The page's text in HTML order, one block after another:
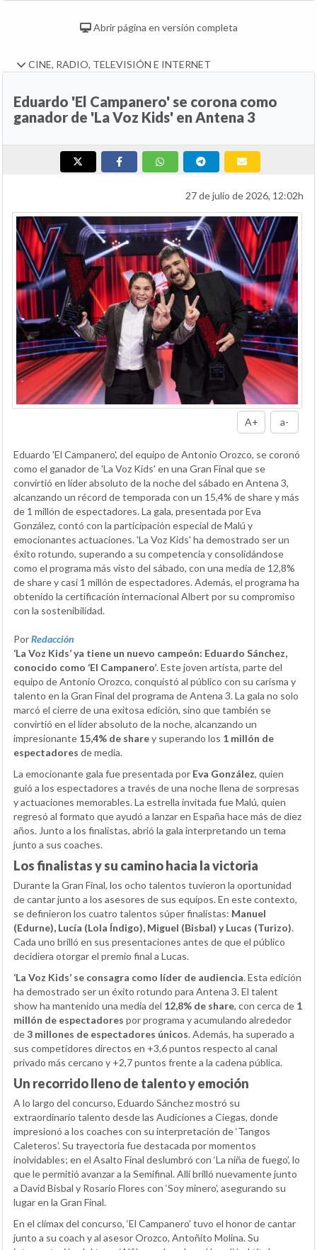
Abrir página en versión completa
CINE, RADIO, TELEVISIÓN E INTERNET
Eduardo 'El Campanero' se corona como
ganador de 'La Voz Kids' en Antena 3
27 de julio de 2026, 12:02h
A+ a-
Eduardo 'El Campanero', del equipo de Antonio Orozco, se coronó
como el ganador de 'La Voz Kids' en una Gran Final que se
convirtió en líder absoluto de la noche del sábado en Antena 3,
alcanzando un récord de temporada con un 15,4% de share y más
de 1 millón de espectadores. La gala, presentada por Eva
González, contó con la participación especial de Malú y
emocionantes actuaciones. 'La Voz Kids' ha demostrado ser un
éxito rotundo, superando a su competencia y consolidándose
como el programa más visto del sábado, con una media de 12,8%
de share y casi 1 millón de espectadores. Además, el programa ha
obtenido la certificación internacional Albert por su compromiso
con la sostenibilidad.
PorRedacción
‘La Voz Kids’ ya tiene un nuevo campeón: Eduardo Sánchez,
conocido como ‘El Campanero’. Este joven artista, parte del
equipo de Antonio Orozco, conquistó al público con su carisma y
talento en la Gran Final del programa de Antena 3. La gala no solo
marcó el cierre de una exitosa edición, sino que también se
convirtió en el líder absoluto de la noche, alcanzando un
impresionante 15,4% de sharey superando los 1 millón de
espectadores de media.
La emocionante gala fue presentada por Eva González, quien
guió a los espectadores a través de una noche llena de sorpresas
y actuaciones memorables. La estrella invitada fue Malú, quien
regresó al formato que ayudó a lanzar en España hace más de diez
años. Junto a los finalistas, abrió la gala interpretando un tema
junto a sus coaches.
Los finalistas y su camino hacia la victoria
Durante la Gran Final, los ocho talentos tuvieron la oportunidad
de cantar junto a los asesores de sus equipos. En este contexto,
se definieron los cuatro talentos súper finalistas: Manuel
(Edurne), Lucía (Lola Índigo), Miguel (Bisbal) y Lucas (Turizo).
Cada uno brilló en sus presentaciones antes de que el público
decidiera otorgar el premio final a Lucas.
‘La Voz Kids’ se consagra como líder de audiencia. Esta edición
ha demostrado ser un éxito rotundo para Antena 3. El talent
show ha mantenido una media del 12,8% de share, con cerca de 1
millón de espectadores por programa y acumulando alrededor
de3 millones de espectadores únicos. Además, ha superado a
sus competidores directos en +3,6 puntos respecto al canal
privado más cercano y +2,7 puntos frente a la cadena pública.
Un recorrido lleno de talento y emoción
A lo largo del concurso, Eduardo Sánchez mostró su
extraordinario talento desde las Audiciones a Ciegas, donde
impresionó a los coaches con su interpretación de ‘Tangos
Caleteros’. Su trayectoria fue destacada por momentos
inolvidables; en el Asalto Final deslumbró con ‘La niña de fuego’, lo
que le permitió avanzar a la Semifinal. Allí brilló nuevamente junto
a David Bisbal y Rosario Flores con ‘Soy minero’, asegurando su
lugar en la Gran Final.
En el clímax del concurso, ‘El Campanero’ tuvo el honor de cantar
junto a su coach y al asesor Orozco, Antoñito Molina. Su